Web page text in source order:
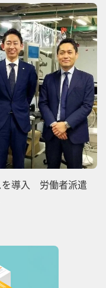
を導入 労働者派遣